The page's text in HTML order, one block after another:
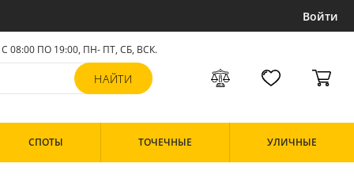
Войти
С 08:00 ПО 19:00, ПН- ПТ, СБ, ВСК.
СПОТЫ ТОЧЕЧНЫЕ УЛИЧНЫЕ